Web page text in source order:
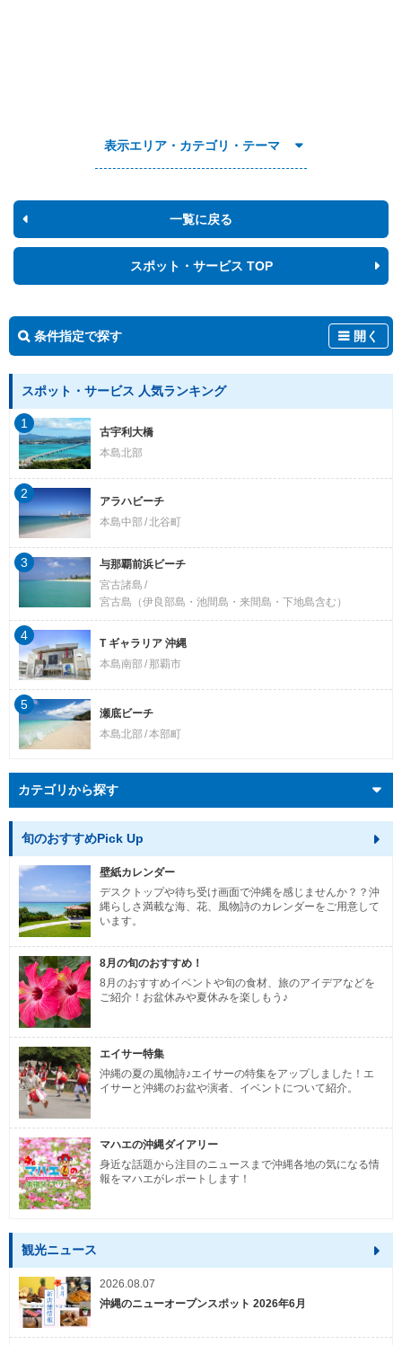
表示エリア・カテゴリ・テーマ
一覧に戻る
スポット・サービス TOP
条件指定で探す 開く
スポット・サービス 人気ランキング
古宇利大橋
本島北部
1
アラハビーチ
本島中部 北谷町
2
与那覇前浜ビーチ
宮古諸島
宮古島（伊良部島・池間島・来間島・下地島含む）
3
T ギャラリア 沖縄
本島南部
那覇市
4
瀬底ビーチ
本島北部 本部町
5
カテゴリから探す
旬のおすすめPick Up
壁紙カレンダー
デスクトップや待ち受け画面で沖縄を感じませんか？？沖
縄らしさ満載な海、花、風物詩のカレンダーをご用意して
います。
8月の旬のおすすめ！
8月のおすすめイベントや旬の食材、旅のアイデアなどを
ご紹介！お盆休みや夏休みを楽しもう♪
エイサー特集
沖縄の夏の風物詩♪エイサーの特集をアップしました！エ
イサーと沖縄のお盆や演者、イベントについて紹介。
マハエの沖縄ダイアリー
身近な話題から注目のニュースまで沖縄各地の気になる情
報をマハエがレポートします！
観光ニュース
2026.08.07
沖縄のニューオープンスポット 2026年6月